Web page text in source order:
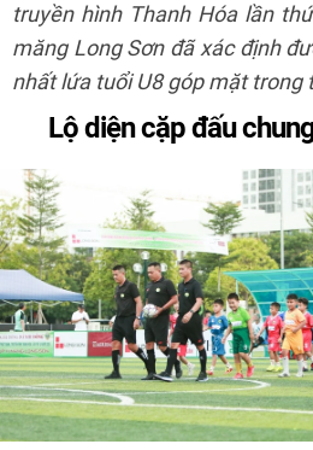
truyền hình Thanh Hóa lần
măng Long Sơn đã xác định
nhất lứa tuổi U8 góp mặt trong
Lộ diện cặp đấu